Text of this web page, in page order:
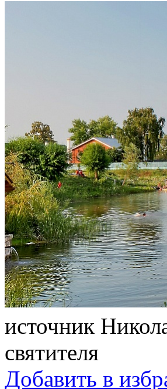
источник
святителя
Добавить в